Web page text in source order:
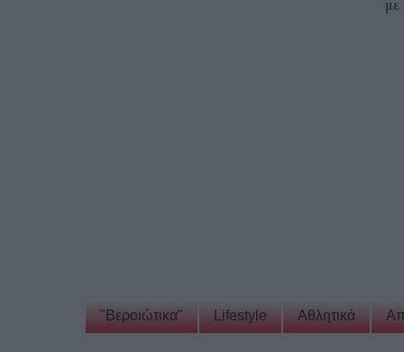
με
"Βεροιώτικα" Lifestyle Αθλητικά